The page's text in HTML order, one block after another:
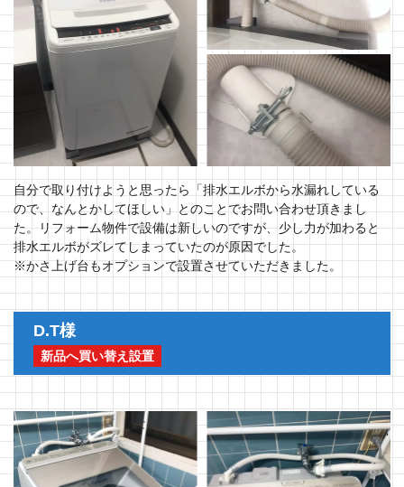
自分で取り付けようと思ったら「排水エルボから水漏れしている
ので、なんとかしてほしい」とのことでお問い合わせ頂きまし
た。リフォーム物件で設備は新しいのですが、少し力が加わると
排水エルボがズレてしまっていたのが原因でした。
※かさ上げ台もオプションで設置させていただきました。
D.T様
新品へ買い替え設置